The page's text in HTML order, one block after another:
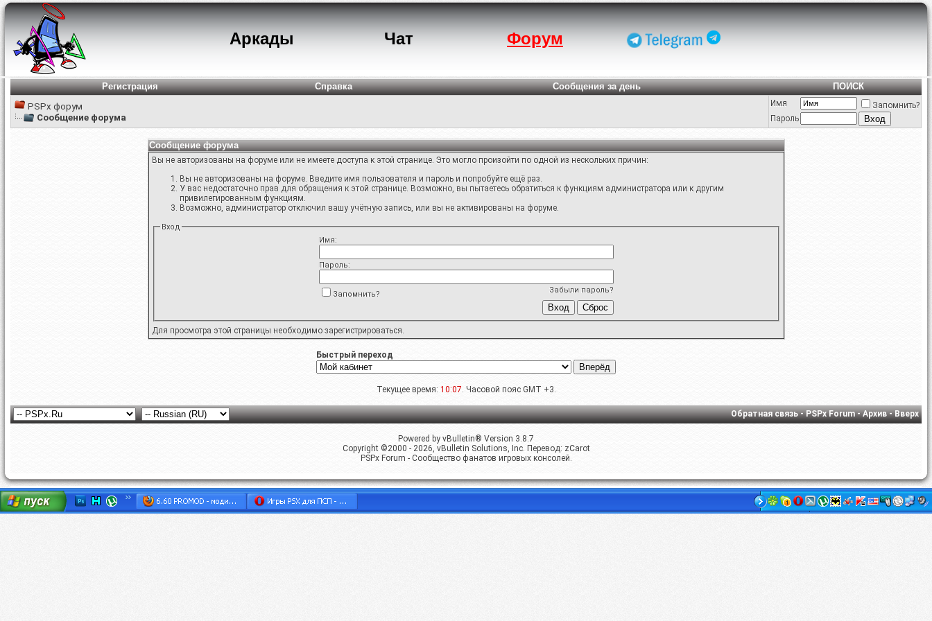
Аркады Чат Форум
Регистрация Справка Сообщения за день
ПОИСК
PSPx форум
Сообщение форума
Имя
Запомнить?
Пароль
Сообщение форума
Вы не авторизованы на форуме или не имеете доступа к этой странице. Это могло произойти по одной из нескольких причин:
Вы не авторизованы на форуме. Введите имя пользователя и пароль и попробуйте ещё раз.
У вас недостаточно прав для обращения к этой странице. Возможно, вы пытаетесь обратиться к функциям администратора или к другим
привилегированным функциям.
Возможно, администратор отключил вашу учётную запись, или вы не активированы на форуме.
Вход
Имя:
Пароль:
Забыли пароль?
Запомнить?
Для просмотра этой страницы необходимо зарегистрироваться.
Быстрый переход
Текущее время: 10:07. Часовой пояс GMT +3.
Обратная связь-PSPx Forum-Архив-Вверх
Powered by vBulletin® Version 3.8.7
Copyright ©2000 - 2026, vBulletin Solutions, Inc. Перевод: zCarot
PSPx Forum - Сообщество фанатов игровых консолей.